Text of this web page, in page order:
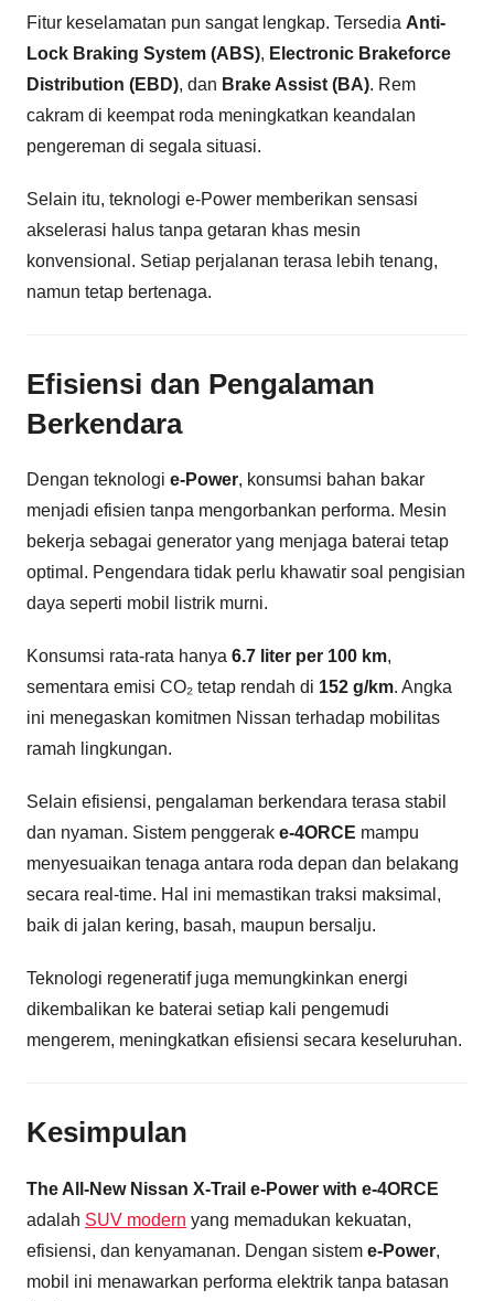
Fitur keselamatan pun sangat lengkap. Tersedia Anti-
Lock Braking System (ABS), Electronic Brakeforce
Distribution (EBD), dan Brake Assist (BA). Rem
cakram di keempat roda meningkatkan keandalan
pengereman di segala situasi.
Selain itu, teknologi e-Power memberikan sensasi
akselerasi halus tanpa getaran khas mesin
konvensional. Setiap perjalanan terasa lebih tenang,
namun tetap bertenaga.
Efisiensi dan Pengalaman
Berkendara
Dengan teknologi e-Power, konsumsi bahan bakar
menjadi efisien tanpa mengorbankan performa. Mesin
bekerja sebagai generator yang menjaga baterai tetap
optimal. Pengendara tidak perlu khawatir soal pengisian
daya seperti mobil listrik murni.
Konsumsi rata-rata hanya 6.7 liter per 100 km,
sementara emisi CO₂ tetap rendah di 152 g/km. Angka
ini menegaskan komitmen Nissan terhadap mobilitas
ramah lingkungan.
Selain efisiensi, pengalaman berkendara terasa stabil
dan nyaman. Sistem penggerak e-4ORCE mampu
menyesuaikan tenaga antara roda depan dan belakang
secara real-time. Hal ini memastikan traksi maksimal,
baik di jalan kering, basah, maupun bersalju.
Teknologi regeneratif juga memungkinkan energi
dikembalikan ke baterai setiap kali pengemudi
mengerem, meningkatkan efisiensi secara keseluruhan.
Kesimpulan
The All-New Nissan X-Trail e-Power with e-4ORCE
adalah SUV modern yang memadukan kekuatan,
efisiensi, dan kenyamanan. Dengan sistem e-Power,
mobil ini menawarkan performa elektrik tanpa batasan